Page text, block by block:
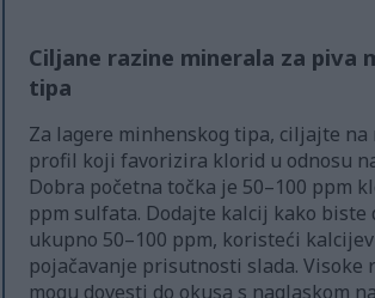
Ciljane razine minerala za piva
tipa
Za lagere minhenskog tipa, ciljajte
profil koji favorizira klorid u odnosu
Dobra početna točka je 50–100 ppm
ppm sulfata. Dodajte kalcij kako biste
ukupno 50–100 ppm, koristeći
pojačavanje prisutnosti slada. Visoke
mogu dovesti do okusa s naglaskom